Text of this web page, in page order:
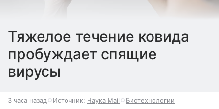
Тяжелое течение ковида
пробуждает спящие
вирусы
3 часа назад Источник: Наука Mail Биотехнологии